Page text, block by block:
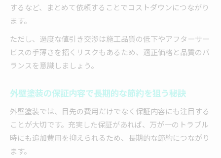
するなど、まとめて依頼することでコストダウンにつながり
ます。
ただし、過度な値引き交渉は施工品質の低下やアフターサー
ビスの手薄さを招くリスクもあるため、適正価格と品質のバ
ランスを意識しましょう。
外壁塗装の保証内容で長期的な節約を狙う秘訣
外壁塗装では、目先の費用だけでなく保証内容にも注目する
ことが大切です。充実した保証があれば、万が一のトラブル
時にも追加費用を抑えられるため、長期的な節約につながり
ます。